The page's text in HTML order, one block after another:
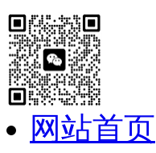
网站首页